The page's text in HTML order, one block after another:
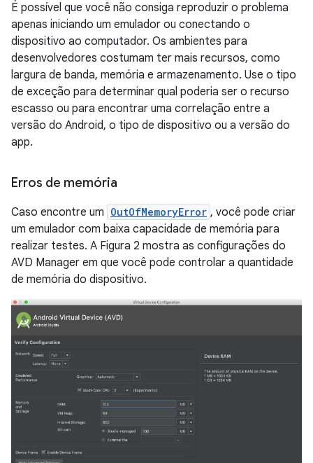
É possível que você não consiga reproduzir o problema
apenas iniciando um emulador ou conectando o
dispositivo ao computador. Os ambientes para
desenvolvedores costumam ter mais recursos, como
largura de banda, memória e armazenamento. Use o tipo
de exceção para determinar qual poderia ser o recurso
escasso ou para encontrar uma correlação entre a
versão do Android, o tipo de dispositivo ou a versão do
app.
Erros de memória
Caso encontre um OutOfMemoryError , você pode criar
um emulador com baixa capacidade de memória para
realizar testes. A Figura 2 mostra as configurações do
AVD Manager em que você pode controlar a quantidade
de memória do dispositivo.